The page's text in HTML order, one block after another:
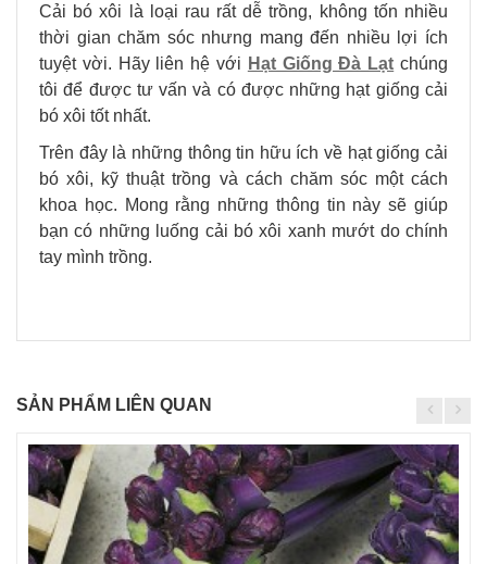
Cải bó xôi
là loại rau rất dễ trồng, không tốn nhiều
thời gian chăm sóc nhưng mang đến nhiều lợi ích
tuyệt vời. Hãy liên hệ với Hạt Giống Đà Lạt chúng
tôi để được tư vấn và có được những hạt giống cải
bó xôi tốt nhất.
Trên đây là những thông tin hữu ích về hạt giống cải
bó xôi, kỹ thuật trồng và cách chăm sóc một cách
khoa học. Mong rằng những thông tin này sẽ giúp
bạn có những luống cải bó xôi xanh mướt do chính
tay mình trồng.
SẢN PHẨM LIÊN QUAN